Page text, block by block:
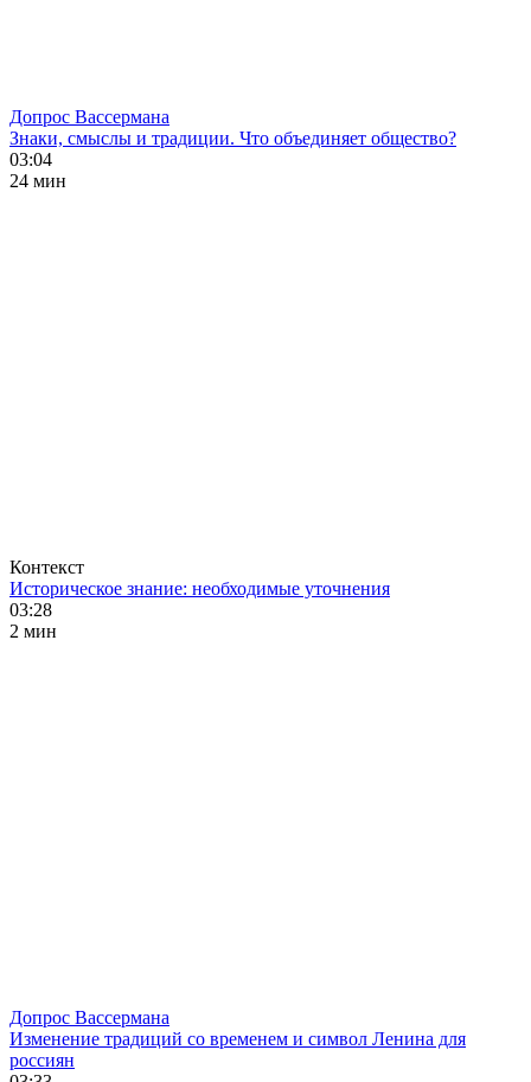
Допрос Вассермана
Знаки, смыслы и традиции. Что объединяет общество?
03:04
24 мин
Контекст
Историческое знание: необходимые уточнения
03:28
2 мин
Допрос Вассермана
Изменение традиций со временем и символ Ленина для
россиян